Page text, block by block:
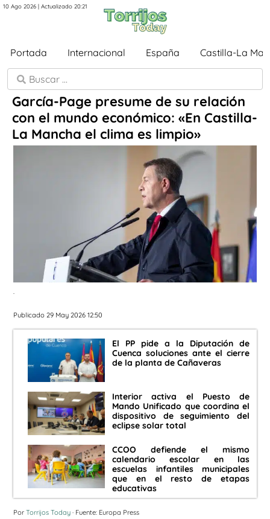
10 Ago 2026 | Actualizado 20:21
Portada Internacional España Castilla-La
García-Page presume de su relación
con el mundo económico: «En Castilla-
La Mancha el clima es limpio»
.
Publicado 29 May 2026 12:50
El PP pide a la Diputación de
Cuenca soluciones ante el cierre
de la planta de Cañaveras
Interior activa el Puesto de
Mando Unificado que coordina el
dispositivo de seguimiento del
eclipse solar total
CCOO defiende el mismo
calendario escolar en las
escuelas infantiles municipales
que en el resto de etapas
educativas
Por Torrijos Today · Fuente: Europa Press